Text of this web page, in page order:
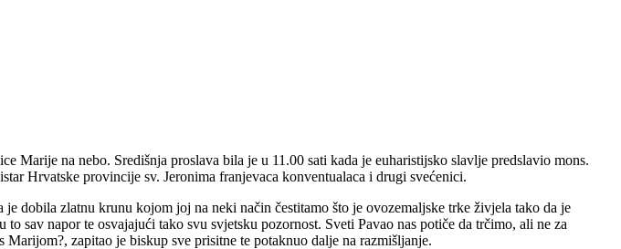
na nebo. Središnja proslava bila je u 11.00 sati kada je euharistijsko slavlje predslavio mons.
Hrvatske provincije sv. Jeronima franjevaca konventualaca i drugi svećenici.
zlatnu krunu kojom joj na neki način čestitamo što je ovozemaljske trke živjela tako da je
sav napor te osvajajući tako svu svjetsku pozornost. Sveti Pavao nas potiče da trčimo, ali ne za
zapitao je biskup sve prisitne te potaknuo dalje na razmišljanje.